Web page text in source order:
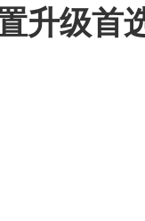
升级首